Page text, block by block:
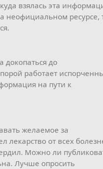
взялась эта
неофициальном ресурсе,
до
работает
на пути к
желаемое за
лекарство от всех
Можно ли
Лучше опросить